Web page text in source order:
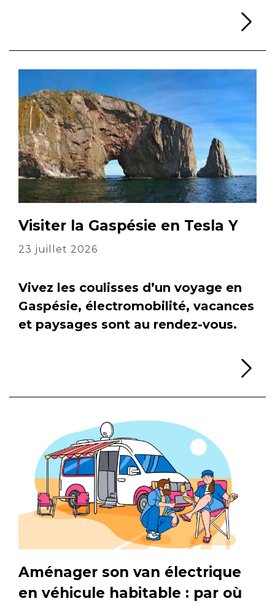
Visiter la Gaspésie en Tesla Y
23 juillet 2026
Vivez les coulisses d’un voyage en
Gaspésie, électromobilité, vacances
et paysages sont au rendez-vous.
Aménager son van électrique
en véhicule habitable : par où